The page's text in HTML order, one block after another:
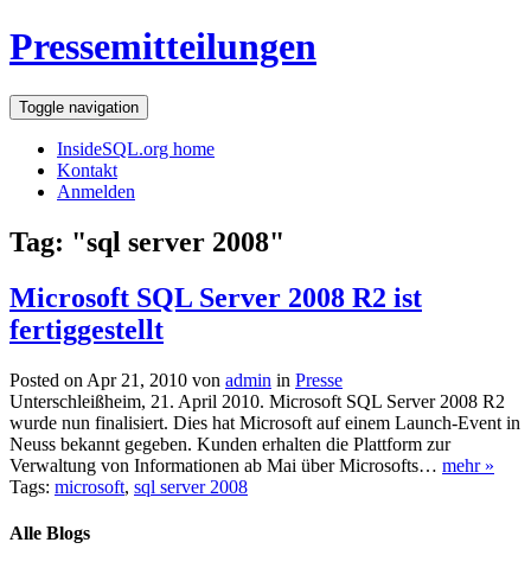
Pressemitteilungen
Toggle navigation
InsideSQL.org home
Kontakt
Anmelden
Tag: "sql server 2008"
Microsoft SQL Server 2008 R2 ist
fertiggestellt
Posted on Apr 21, 2010 von admin in Presse
Unterschleißheim, 21. April 2010. Microsoft SQL Server 2008 R2
wurde nun finalisiert. Dies hat Microsoft auf einem Launch-Event in
Neuss bekannt gegeben. Kunden erhalten die Plattform zur
Verwaltung von Informationen ab Mai über Microsofts… mehr »
Tags: microsoft, sql server 2008
Alle Blogs